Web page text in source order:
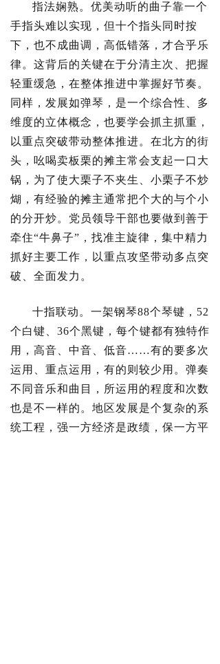
指法娴熟。优美动听的曲子靠一个
手指头难以实现，但十个指头同时按
下，也不成曲调，高低错落，才合乎乐
律。这背后的关键在于分清主次、把握
轻重缓急，在整体推进中掌握好节奏。
同样，发展如弹琴，是一个综合性、多
维度的立体概念，也要学会抓主抓重，
以重点突破带动整体推进。在北方的街
头，吆喝卖板栗的摊主常会支起一口大
锅，为了使大栗子不夹生、小栗子不炒
煳，有经验的摊主通常把个大的与个小
的分开炒。党员领导干部也要做到善于
牵住“牛鼻子”，找准主旋律，集中精力
抓好主要工作，以重点攻坚带动多点突
破、全面发力。
十指联动。一架钢琴88个琴键，52
个白键、36个黑键，每个键都有独特作
用，高音、中音、低音……有的要多次
运用、重点运用，有的则较少用。弹奏
不同音乐和曲目，所运用的程度和次数
也是不一样的。地区发展是个复杂的系
统工程，强一方经济是政绩，保一方平